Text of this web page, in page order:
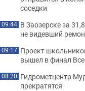
соседки
09:44 В Заозерске за
не видевший
09:17 Проект
вышел в финал
08:20 Гидрометцентр
прекратятся